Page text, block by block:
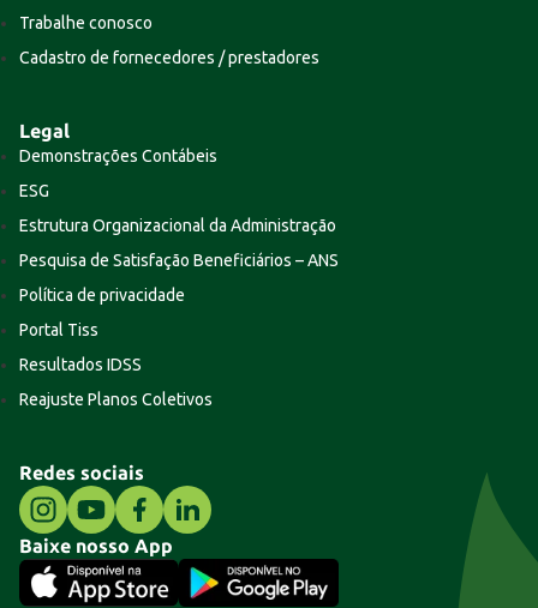
Trabalhe conosco
Cadastro de fornecedores / prestadores
Legal
Demonstrações Contábeis
ESG
Estrutura Organizacional da Administração
Pesquisa de Satisfação Beneficiários – ANS
Política de privacidade
Portal Tiss
Resultados IDSS
Reajuste Planos Coletivos
Redes sociais
Baixe nosso App